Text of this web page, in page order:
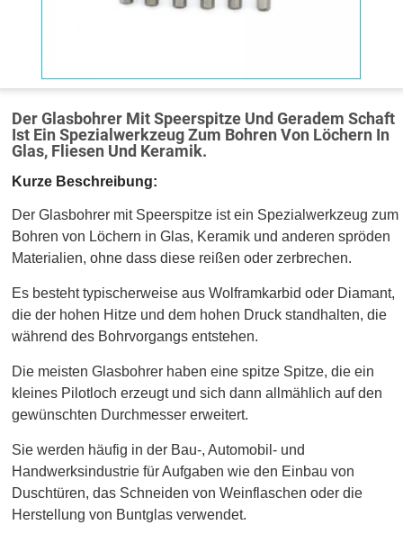
Der Glasbohrer Mit Speerspitze Und Geradem Schaft
Ist Ein Spezialwerkzeug Zum Bohren Von Löchern In
Glas, Fliesen Und Keramik.
Kurze Beschreibung:
Der Glasbohrer mit Speerspitze ist ein Spezialwerkzeug zum
Bohren von Löchern in Glas, Keramik und anderen spröden
Materialien, ohne dass diese reißen oder zerbrechen.
Es besteht typischerweise aus Wolframkarbid oder Diamant,
die der hohen Hitze und dem hohen Druck standhalten, die
während des Bohrvorgangs entstehen.
Die meisten Glasbohrer haben eine spitze Spitze, die ein
kleines Pilotloch erzeugt und sich dann allmählich auf den
gewünschten Durchmesser erweitert.
Sie werden häufig in der Bau-, Automobil- und
Handwerksindustrie für Aufgaben wie den Einbau von
Duschtüren, das Schneiden von Weinflaschen oder die
Herstellung von Buntglas verwendet.